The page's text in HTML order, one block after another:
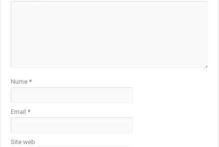
Nume*
Email*
Site web